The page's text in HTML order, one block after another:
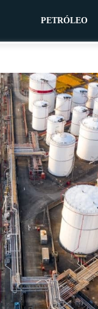
PETRÓLEO